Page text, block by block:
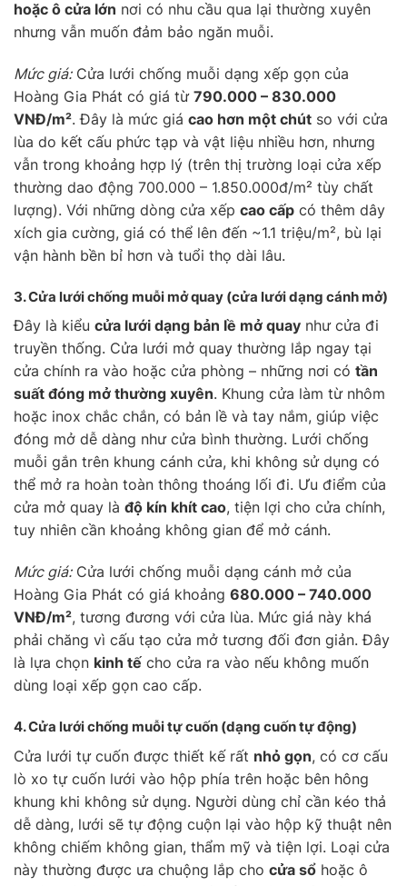
hoặc ô cửa lớn nơi có nhu cầu qua lại thường xuyên
nhưng vẫn muốn đảm bảo ngăn muỗi.
Mức giá:Cửa lưới chống muỗi dạng xếp gọn của
Hoàng Gia Phát có giá từ 790.000 – 830.000
VNĐ/m². Đây là mức giá cao hơn một chút so với cửa
lùa do kết cấu phức tạp và vật liệu nhiều hơn, nhưng
vẫn trong khoảng hợp lý (trên thị trường loại cửa xếp
thường dao động 700.000 – 1.850.000đ/m² tùy chất
lượng). Với những dòng cửa xếp cao cấp có thêm dây
xích gia cường, giá có thể lên đến ~1.1 triệu/m², bù lại
vận hành bền bỉ hơn và tuổi thọ dài lâu.
3. Cửa lưới chống muỗi mở quay (cửa lưới dạng cánh mở)
Đây là kiểu cửa lưới dạng bản lề mở quay như cửa đi
truyền thống. Cửa lưới mở quay thường lắp ngay tại
cửa chính ra vào hoặc cửa phòng – những nơi có tần
suất đóng mở thường xuyên. Khung cửa làm từ nhôm
hoặc inox chắc chắn, có bản lề và tay nắm, giúp việc
đóng mở dễ dàng như cửa bình thường. Lưới chống
muỗi gắn trên khung cánh cửa, khi không sử dụng có
thể mở ra hoàn toàn thông thoáng lối đi. Ưu điểm của
cửa mở quay là độ kín khít cao, tiện lợi cho cửa chính,
tuy nhiên cần khoảng không gian để mở cánh.
Mức giá:Cửa lưới chống muỗi dạng cánh mở của
Hoàng Gia Phát có giá khoảng 680.000 – 740.000
VNĐ/m², tương đương với cửa lùa. Mức giá này khá
phải chăng vì cấu tạo cửa mở tương đối đơn giản. Đây
là lựa chọn kinh tế cho cửa ra vào nếu không muốn
dùng loại xếp gọn cao cấp.
4. Cửa lưới chống muỗitự cuốn (dạng cuốn tự động)
Cửa lưới tự cuốn được thiết kế rất nhỏ gọn, có cơ cấu
lò xo tự cuốn lưới vào hộp phía trên hoặc bên hông
khung khi không sử dụng. Người dùng chỉ cần kéo thả
dễ dàng, lưới sẽ tự động cuộn lại vào hộp kỹ thuật nên
không chiếm không gian, thẩm mỹ và tiện lợi. Loại cửa
này thường được ưa chuộng lắp cho cửa sổ hoặc ô